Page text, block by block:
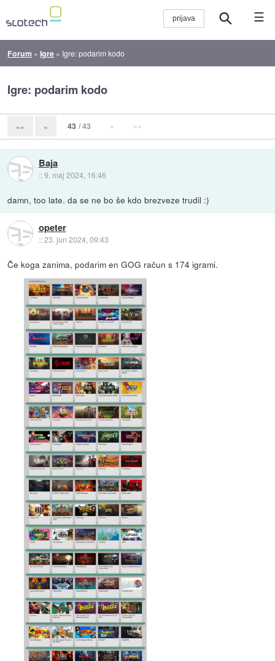
☰
Forum »Igre » Igre: podarim kodo
Igre: podarim kodo
«« « 43 / 43 » »»
Baja
::9. maj 2024, 16:46
damn, too late. da se ne bo še kdo brezveze trudil :)
opeter
::23. jun 2024, 09:43
Če koga zanima, podarim en GOG račun s 174 igrami.